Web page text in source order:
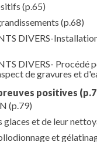
(p.65)
(p.68)
DIVERS-
DIVERS- Procédé
de gravures et
positives
(p.79)
et de leur
et